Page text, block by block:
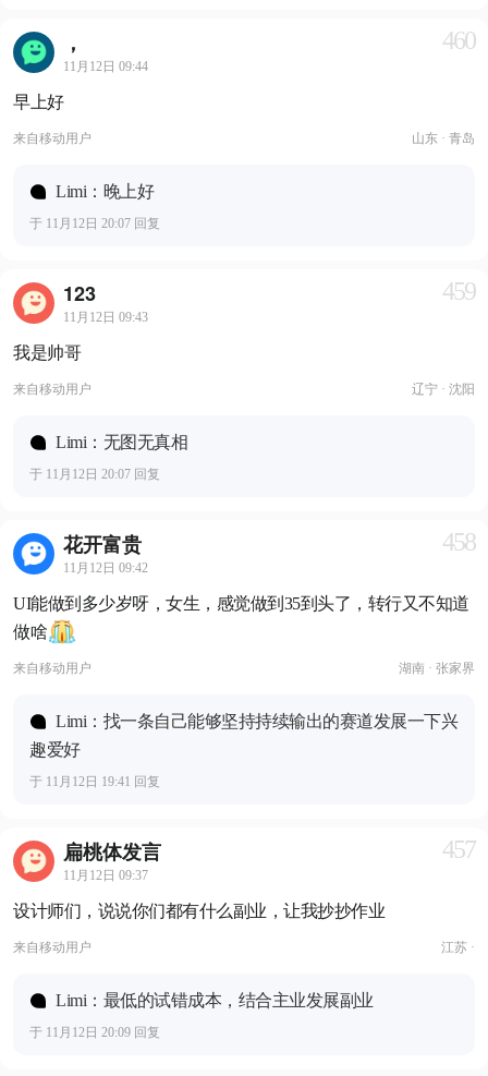
，
11月12日 09:44
460
早上好
来自移动用户 山东 · 青岛
Limi：晚上好
于 11月12日 20:07 回复
123
11月12日 09:43
459
我是帅哥
来自移动用户 辽宁 · 沈阳
Limi：无图无真相
于 11月12日 20:07 回复
花开富贵
11月12日 09:42
458
UI能做到多少岁呀，女生，感觉做到35到头了，转行又不知道
做啥
来自移动用户 湖南 · 张家界
Limi：找一条自己能够坚持持续输出的赛道发展一下兴
趣爱好
于 11月12日 19:41 回复
扁桃体发言
11月12日 09:37
457
设计师们，说说你们都有什么副业，让我抄抄作业
来自移动用户 江苏 ·
Limi：最低的试错成本，结合主业发展副业
于 11月12日 20:09 回复